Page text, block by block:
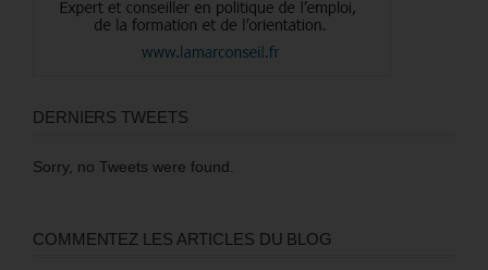
DERNIERS TWEETS
Sorry, no Tweets were found.
COMMENTEZ LES ARTICLES DU BLOG